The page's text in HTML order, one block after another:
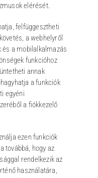
elérését.
felfüggesztheti
a webhelyről
és a mobilalkalmazás
funkcióhoz
annak
a funkciók
egyéni
a fiókkezelő
ezen funkciók
továbbá, hogy az
rendelkezik az
használatára,